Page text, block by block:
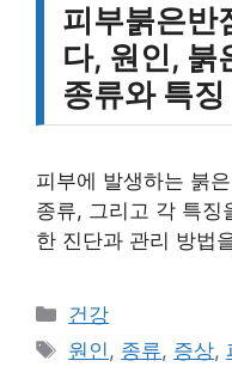
피부붉은반
다, 원인, 붉
종류와 특징
피부에 발생하는 붉
종류, 그리고 각 특징
한 진단과 관리 방법
카
테
건강
태
원인, 종류, 증상,